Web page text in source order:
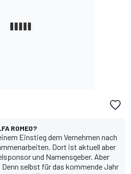
ROMEO?
Einstieg dem Vernehmen nach
Dort ist aktuell aber
und Namensgeber. Aber
selbst für das kommende Jahr